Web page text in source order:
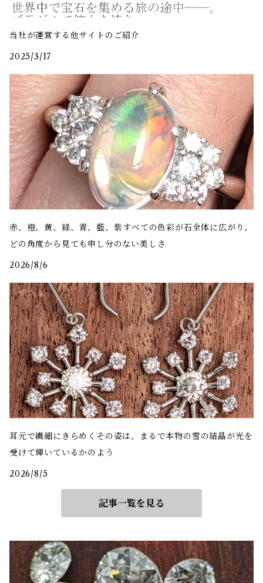
当社が運営する他サイトのご紹介
2025/3/17
赤、橙、黄、緑、青、藍、紫――すべての色彩が石全体に広がり、
どの角度から見ても申し分のない美しさ
2026/8/6
耳元で繊細にきらめくその姿は、まるで本物の雪の結晶が光を
受けて輝いているかのよう
2026/8/5
記事一覧を見る